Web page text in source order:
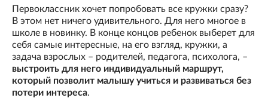
Первоклассник хочет попробовать все кружки сразу?
В этом нет ничего удивительного. Для него многое в
школе в новинку. В конце концов ребенок выберет для
себя самые интересные, на его взгляд, кружки, а
задача взрослых – родителей, педагога, психолога, –
выстроить для него индивидуальный маршрут,
который позволит малышу учиться и развиваться без
потери интереса.